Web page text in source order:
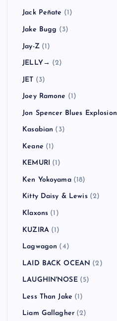
Jack Peñate (1)
Jake Bugg (3)
Jay-Z(1)
JELLY→ (2)
JET (3)
Joey Ramone (1)
Jon Spencer Blues Explosion
Kasabian (3)
Keane (1)
KEMURI (1)
Ken Yokoyama(18)
Kitty Daisy & Lewis(2)
Klaxons (1)
KUZIRA(1)
Lagwagon (4)
LAID BACK OCEAN (2)
LAUGHIN'NOSE(5)
Less Than Jake (1)
Liam Gallagher (2)